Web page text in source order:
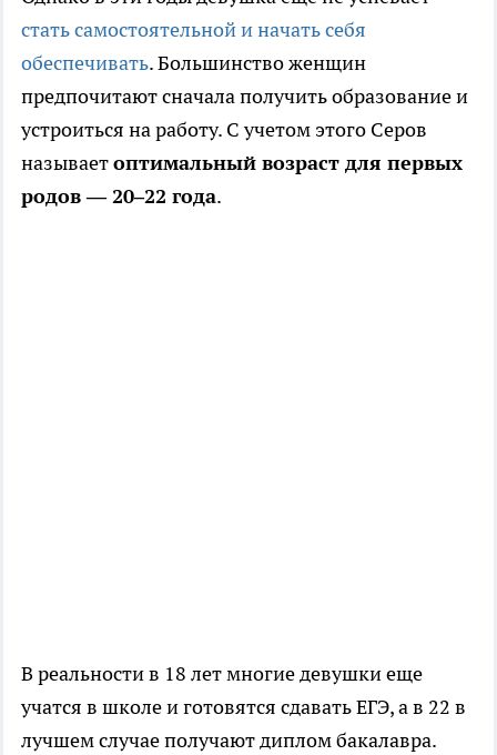
стать самостоятельной и начать себя
обеспечивать. Большинство женщин
предпочитают сначала получить образование и
устроиться на работу. С учетом этого Серов
называетоптимальный возраст для первых
родов — 20–22 года.
В реальности в 18 лет многие девушки еще
учатся в школе и готовятся сдавать ЕГЭ, а в 22 в
лучшем случае получают диплом бакалавра.